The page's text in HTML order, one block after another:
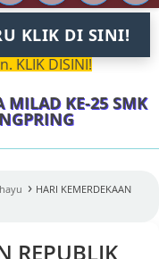
KLIK DI SINI!
DISINI!
MILAD KE-25 SMK
› HARI KEMERDEKAAN
REPUBLIK